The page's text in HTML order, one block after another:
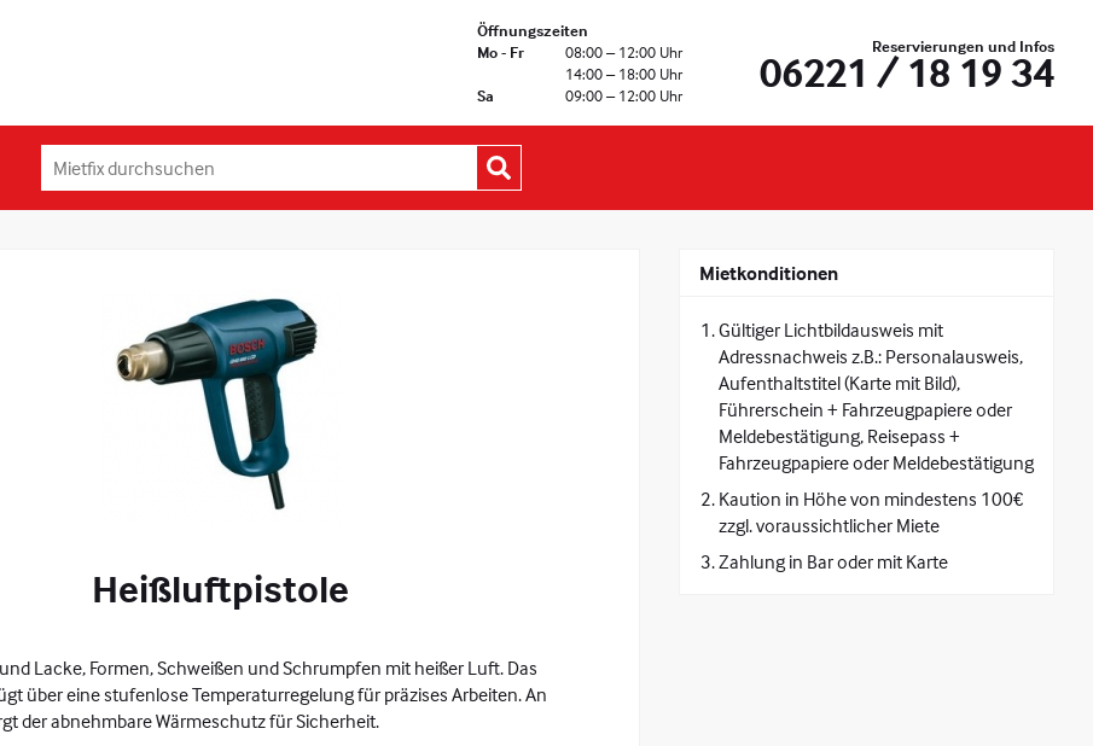
Öffnungszeiten
Mo - Fr
08:00 – 12:00 Uhr
14:00 – 18:00 Uhr
Sa
09:00 – 12:00 Uhr
Reservierungen und Infos
06221 / 18 19 34
durchsuchen:
Heißluftpistole
Lacke, Formen, Schweißen und Schrumpfen mit heißer Luft. Das
über eine stufenlose Temperaturregelung für präzises Arbeiten. An
der abnehmbare Wärmeschutz für Sicherheit.
Mietkonditionen
Gültiger Lichtbildausweis mit
Adressnachweis z.B.: Personalausweis,
Aufenthaltstitel (Karte mit Bild),
Führerschein + Fahrzeugpapiere oder
Meldebestätigung, Reisepass +
Fahrzeugpapiere oder Meldebestätigung
Kaution in Höhe von mindestens 100€
zzgl. voraussichtlicher Miete
Zahlung in Bar oder mit Karte